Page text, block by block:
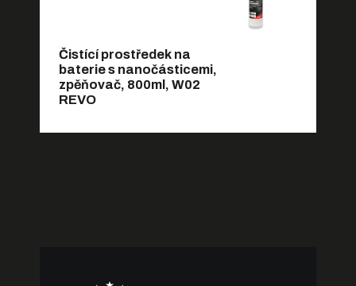
Čistící prostředek na
baterie s nanočásticemi,
zpěňovač, 800ml, W02
REVO